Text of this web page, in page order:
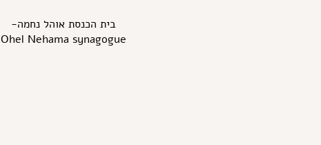
בית הכנסת אוהל נחמה-
Ohel Nehama synagogue